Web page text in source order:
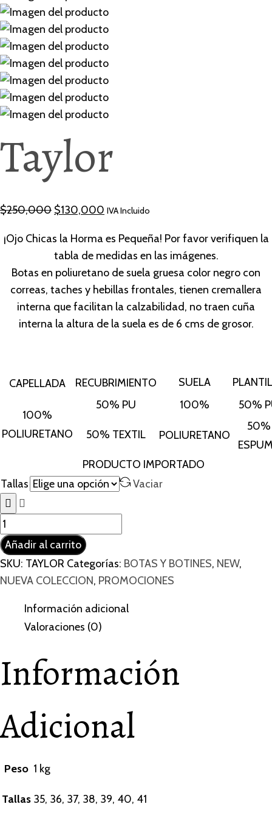
Taylor
$250,000 Original
was:
$250,000.
$130,000 Current
is:
$130,000.
IVA Incluido
¡Ojo Chicas la Horma es Pequeña! Por favor verifiquen la
tabla de medidas en las imágenes.
Botas en poliuretano de suela gruesa color negro con
correas, taches y hebillas frontales, tienen cremallera
interna que facilitan la calzabilidad, no traen cuña
interna la altura de la suela es de 6 cms de grosor.
CAPELLADA RECUBRIMIENTO SUELA
100%
POLIURETANO
50% PU 100% 50%
50% TEXTIL POLIURETANO
50%
PRODUCTO IMPORTADO
Tallas
Vaciar
Taylor
cantidad
Añadir al carrito
SKU: TAYLOR Categorías: BOTAS Y BOTINES, NEW,
NUEVA COLECCION, PROMOCIONES
Información adicional
Valoraciones (0)
Información
Adicional
Peso 1 kg
Tallas 35, 36, 37, 38, 39, 40, 41